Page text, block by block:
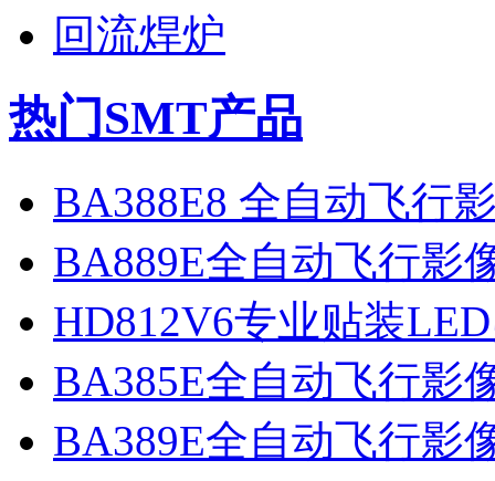
回流焊炉
热门SMT产品
BA388E8 全自动飞行
BA889E全自动飞行影
HD812V6专业贴装
BA385E全自动飞行影
BA389E全自动飞行影